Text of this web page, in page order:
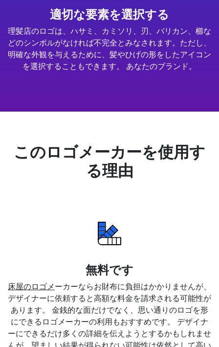
適切な要素を選択する
理髪店のロゴは、ハサミ、カミソリ、刃、バリカン、櫛な
どのシンボルがなければ不完全とみなされます。ただし、
明確な外観を与えるために、髪やひげの形をしたアイコン
を選択することもできます。 あなたのブランド。
このロゴメーカーを使用す
る理由
無料です
床屋のロゴメ ーカーならお財布に負担はかかりませんが、
デザイナーに依頼すると高額な料金を請求される可能性が
あります。 金銭的な面だけでなく、思い通りのロゴを形
にできるロゴメーカーの利用もおすすめです。 デザイナ
ーにできるだけ多くの詳細を伝えようとするかもしれませ
んが、望ましい結果が得られない可能性は依然として高い